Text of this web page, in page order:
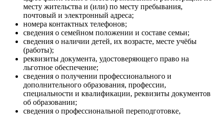
месту жительства и (или) по месту пребывания,
почтовый и электронный адреса;
номера контактных телефонов;
сведения о семейном положении и составе семьи;
сведения о наличии детей, их возрасте, месте учёбы
(работы);
реквизиты документа, удостоверяющего право на
льготное обеспечение;
сведения о получении профессионального и
дополнительного образования, профессии,
специальности и квалификации, реквизиты документов
об образовании;
сведения о профессиональной переподготовке,